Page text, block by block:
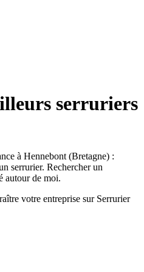
serruriers
à Hennebont (Bretagne) :
serrurier. Rechercher un
autour de moi.
votre entreprise sur Serrurier